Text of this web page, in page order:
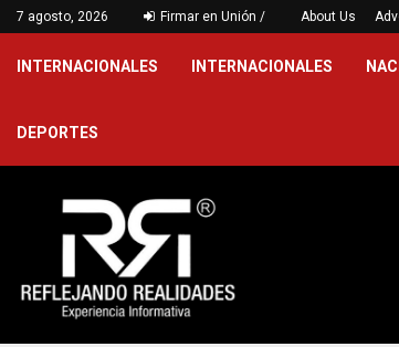
7 agosto, 2026 Firmar en Unión / About Us
Victoria jarocha en
INTERNACIONALES INTERNACIONALES
DEPORTES